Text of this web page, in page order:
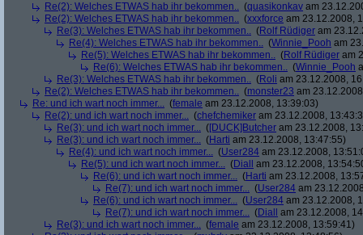
Re(2): Welches ETWAS hab ihr bekommen.. (quasikonkav am
Re(2): Welches ETWAS hab ihr bekommen.. (xxxforce am 23.12.2008,
Re(3): Welches ETWAS hab ihr bekommen.. (Rolf Rüdiger am
Re(4): Welches ETWAS hab ihr bekommen.. (Winnie_Pooh am
Re(5): Welches ETWAS hab ihr bekommen.. (Rolf Rüdiger am
Re(6): Welches ETWAS hab ihr bekommen.. (Winnie_Pooh
Re(3): Welches ETWAS hab ihr bekommen.. (Roli am 23.12.2008,
Re(2): Welches ETWAS hab ihr bekommen.. (monster23 am
Re: und ich wart noch immer... (female am 23.12.2008, 13:39:03)
Re(2): und ich wart noch immer... (chefchemiker am 23.12.2008,
Re(3): und ich wart noch immer... ([DUCK]Butcher am 23.12.2008,
Re(3): und ich wart noch immer... (Harti am 23.12.2008, 13:47:55)
Re(4): und ich wart noch immer... (User284 am 23.12.2008,
Re(5): und ich wart noch immer... (Diall
am 23.12.2008,
Re(6): und ich wart noch immer... (Harti am 23.12.2008,
Re(7): und ich wart noch immer... (User284 am
Re(6): und ich wart noch immer... (User284 am 23.12.2008,
Re(7): und ich wart noch immer... (Diall
am 23.12.2008,
Re(3): und ich wart noch immer... (female am 23.12.2008, 13:59:41)